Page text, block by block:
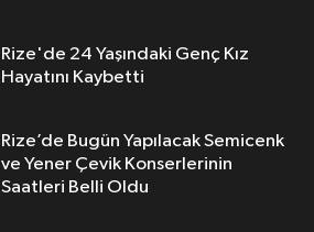
Rize'de 24 Yaşındaki Genç Kız
Hayatını Kaybetti
Rize’de Bugün Yapılacak Semicenk
ve Yener Çevik Konserlerinin
Saatleri Belli Oldu